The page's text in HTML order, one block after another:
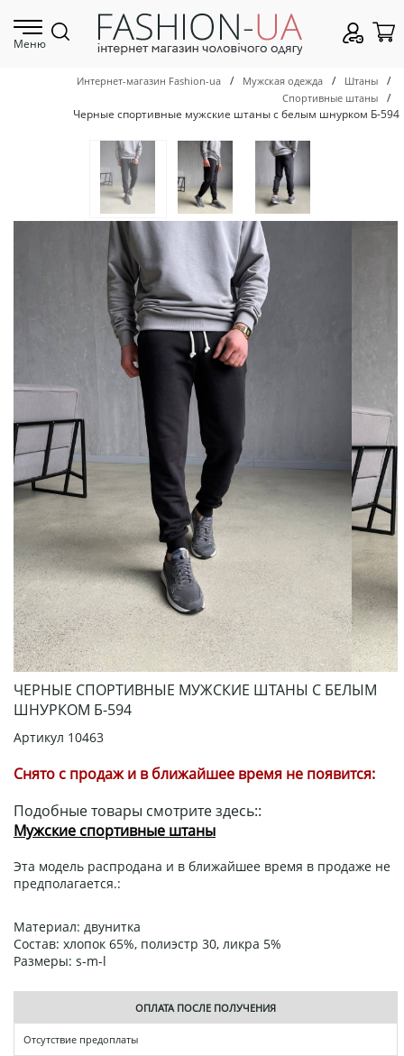
Меню
Интернет-магазин Fashion-ua / Мужская одежда / Штаны /
Спортивные штаны
/
Черные спортивные мужские штаны с белым шнурком Б-594
ЧЕРНЫЕ СПОРТИВНЫЕ МУЖСКИЕ ШТАНЫ С БЕЛЫМ
ШНУРКОМ Б-594
Артикул 10463
Снято с продаж и в ближайшее время не появится:
Подобные товары смотрите здесь::
Мужские спортивные штаны
Эта модель распродана и в ближайшее время в продаже не
предполагается.:
Материал: двунитка
Состав: хлопок 65%, полиэстр 30, ликра 5%
Размеры: s-m-l
ОПЛАТА ПОСЛЕ ПОЛУЧЕНИЯ
Отсутствие предоплаты